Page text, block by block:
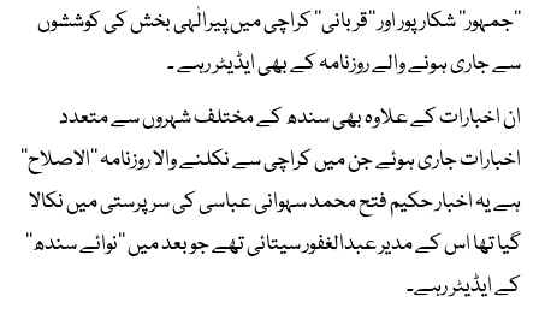
’’جمہور‘‘ شکارپور اور ’’قربانی‘‘ کراچی میں پیرالٰہی بخش کی کوششوں
سے جاری ہونے والے روزنامہ کے بھی ایڈیٹر رہے ۔
ان اخبارات کے علاوہ بھی سندھ کے مختلف شہروں سے متعدد
اخبارات جاری ہوئے جن میں کراچی سے نکلنے والا روزنامہ ’’الاصلاح‘‘
ہے یہ اخبار حکیم فتح محمد سہوانی عباسی کی سرپرستی میں نکالا
گیا تھا اس کے مدیر عبدالغفور سیتائی تھے جو بعد میں ’’نوائے سندھ‘‘
کے ایڈیٹر رہے۔